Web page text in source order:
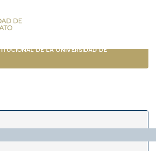
de la Universidad de